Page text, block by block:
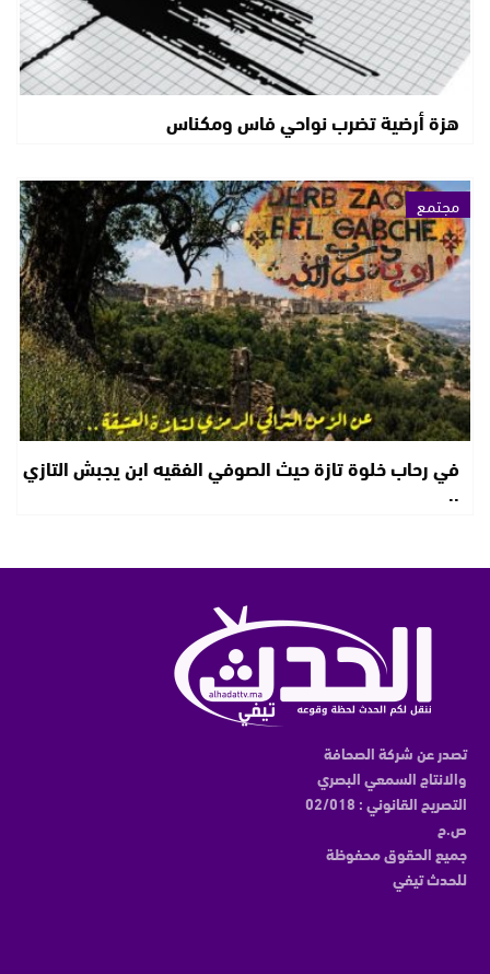
هزة أرضية تضرب نواحي فاس ومكناس
مجتمع
في رحاب خلوة تازة حيث الصوفي الفقيه ابن يجبش التازي
..
تصدر عن شركة الصحافة
والانتاج السمعي البصري
التصريح القانوني : 02/018
ص.ح
جميع الحقوق محفوظة
للحدث تيفي